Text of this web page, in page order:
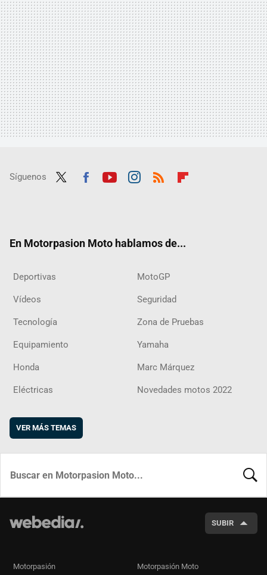
Síguenos
En Motorpasion Moto hablamos de...
Deportivas MotoGP
Vídeos Seguridad
Tecnología Zona de Pruebas
Equipamiento Yamaha
Honda Marc Márquez
Eléctricas Novedades motos 2022
VER MÁS TEMAS
SUBIR
Motorpasión Motorpasión Moto